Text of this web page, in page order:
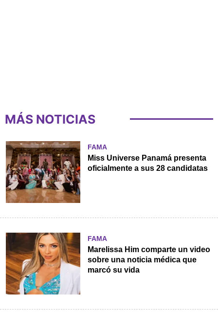
MÁS NOTICIAS
FAMA
Miss Universe Panamá presenta
oficialmente a sus 28 candidatas
FAMA
Marelissa Him comparte un video
sobre una noticia médica que
marcó su vida